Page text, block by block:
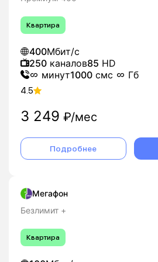
Квартира
400Мбит/с
250 каналов85 HD
минут1000 смс Гб
4.5
3 249 ₽/мес
Подробнее
Мегафон
Безлимит +
Квартира